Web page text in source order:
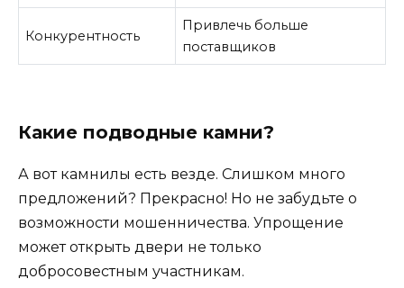
Конкурентность
Привлечь больше
поставщиков
Какие подводные камни?
А вот камнилы есть везде. Слишком много
предложений? Прекрасно! Но не забудьте о
возможности мошенничества. Упрощение
может открыть двери не только
добросовестным участникам.